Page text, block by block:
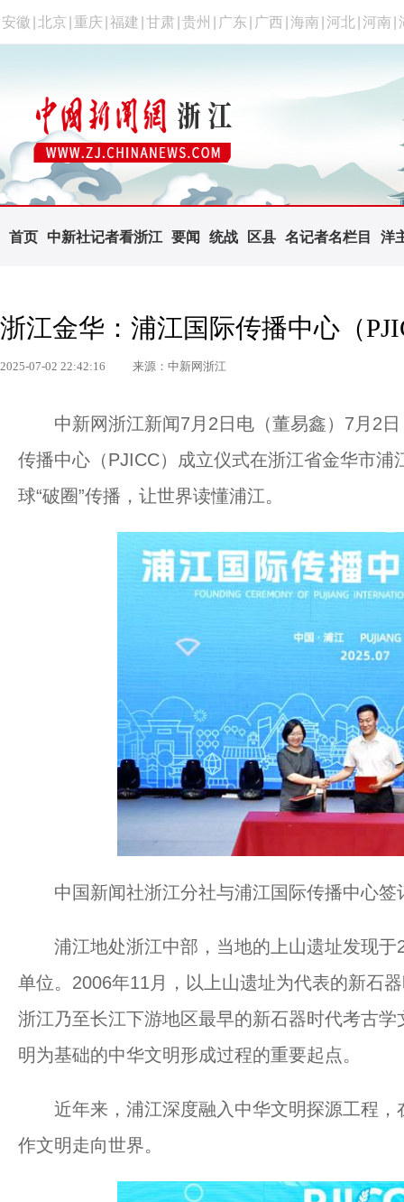
安徽 北京 重庆 福建 甘肃 贵州 广东 广西 海南 河北 河南
首页 中新社记者看浙江 要闻 统战 区县 名记者名栏目 洋
浙江金华：浦江国际传播中心（
2025-07-02 22:42:16 来源：中新网浙江
中新网浙江新闻7月2日电（董易鑫）7月2
传播中心（PJICC）成立仪式在浙江省金华市
球“破圈”传播，让世界读懂浦江。
中国新闻社浙江分社与浦江国际传播中心签
浦江地处浙江中部，当地的上山遗址发现于
单位。2006年11月，以上山遗址为代表的新石
浙江乃至长江下游地区最早的新石器时代考古
明为基础的中华文明形成过程的重要起点。
近年来，浦江深度融入中华文明探源工程，
作文明走向世界。